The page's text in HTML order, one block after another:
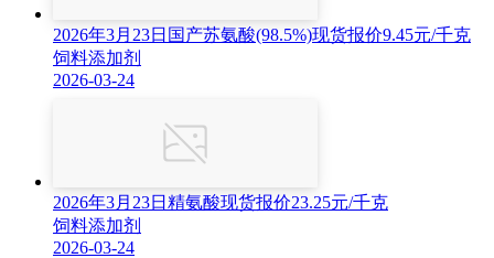
2026年3月23日国产苏氨酸(98.5%)现货报价9.45元/千克
饲料添加剂
2026-03-24
2026年3月23日精氨酸现货报价23.25元/千克
饲料添加剂
2026-03-24